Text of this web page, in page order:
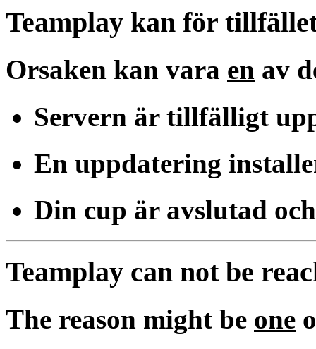
Teamplay kan för
Orsaken kan vara en av
Servern är tillfälligt
En uppdatering
Din cup är avslutad
Teamplay can not be
The reason might be one